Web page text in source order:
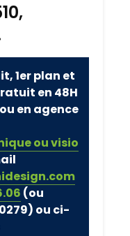
1er plan et
en 48H
en agence
ou visio
(ou
ou ci-